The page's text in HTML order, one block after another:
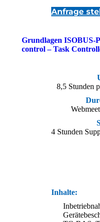
Anfrage
Grundlagen ISOBUS-
control – Task
8,5 Stunden
4 Stunden
Inhalte: